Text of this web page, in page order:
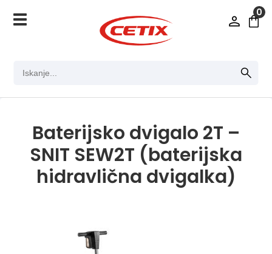
0
Baterijsko dvigalo 2T –
SNIT SEW2T (baterijska
hidravlična dvigalka)